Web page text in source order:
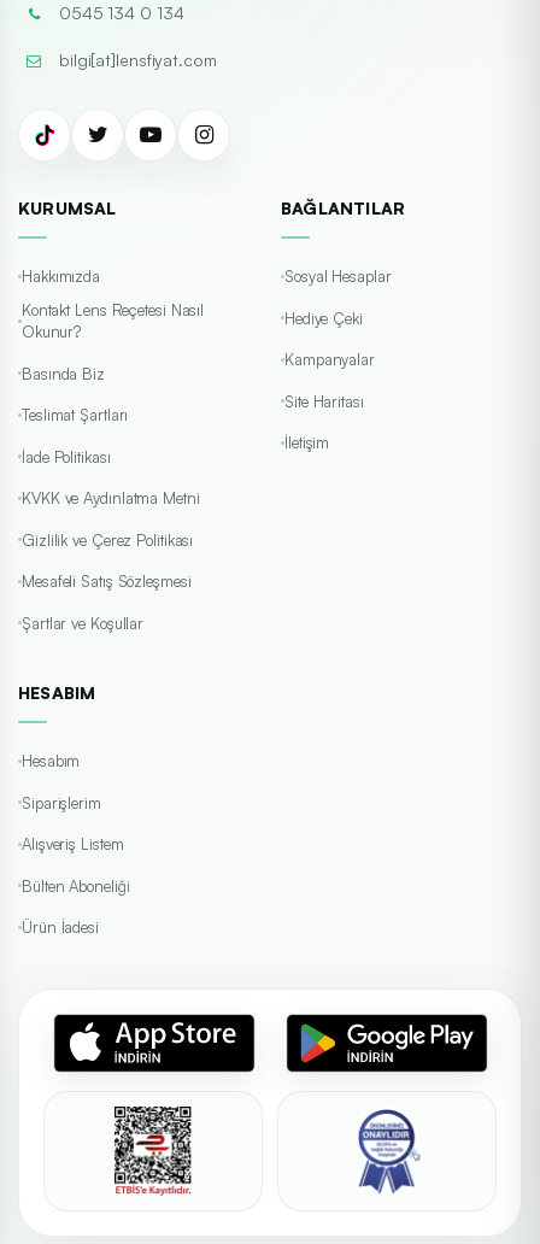
0545 134 0 134
bilgi[at]lensfiyat.com
KURUMSAL
Hakkımızda
Kontakt Lens Reçetesi Nasıl
Okunur?
Basında Biz
Teslimat Şartları
İade Politikası
KVKK ve Aydınlatma Metni
Gizlilik ve Çerez Politikası
Mesafeli Satış Sözleşmesi
Şartlar ve Koşullar
BAĞLANTILAR
Sosyal Hesaplar
Hediye Çeki
Kampanyalar
Site Haritası
İletişim
HESABIM
Hesabım
Siparişlerim
Alışveriş Listem
Bülten Aboneliği
Ürün İadesi